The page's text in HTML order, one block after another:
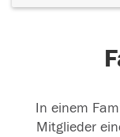
In einem
Mitglieder